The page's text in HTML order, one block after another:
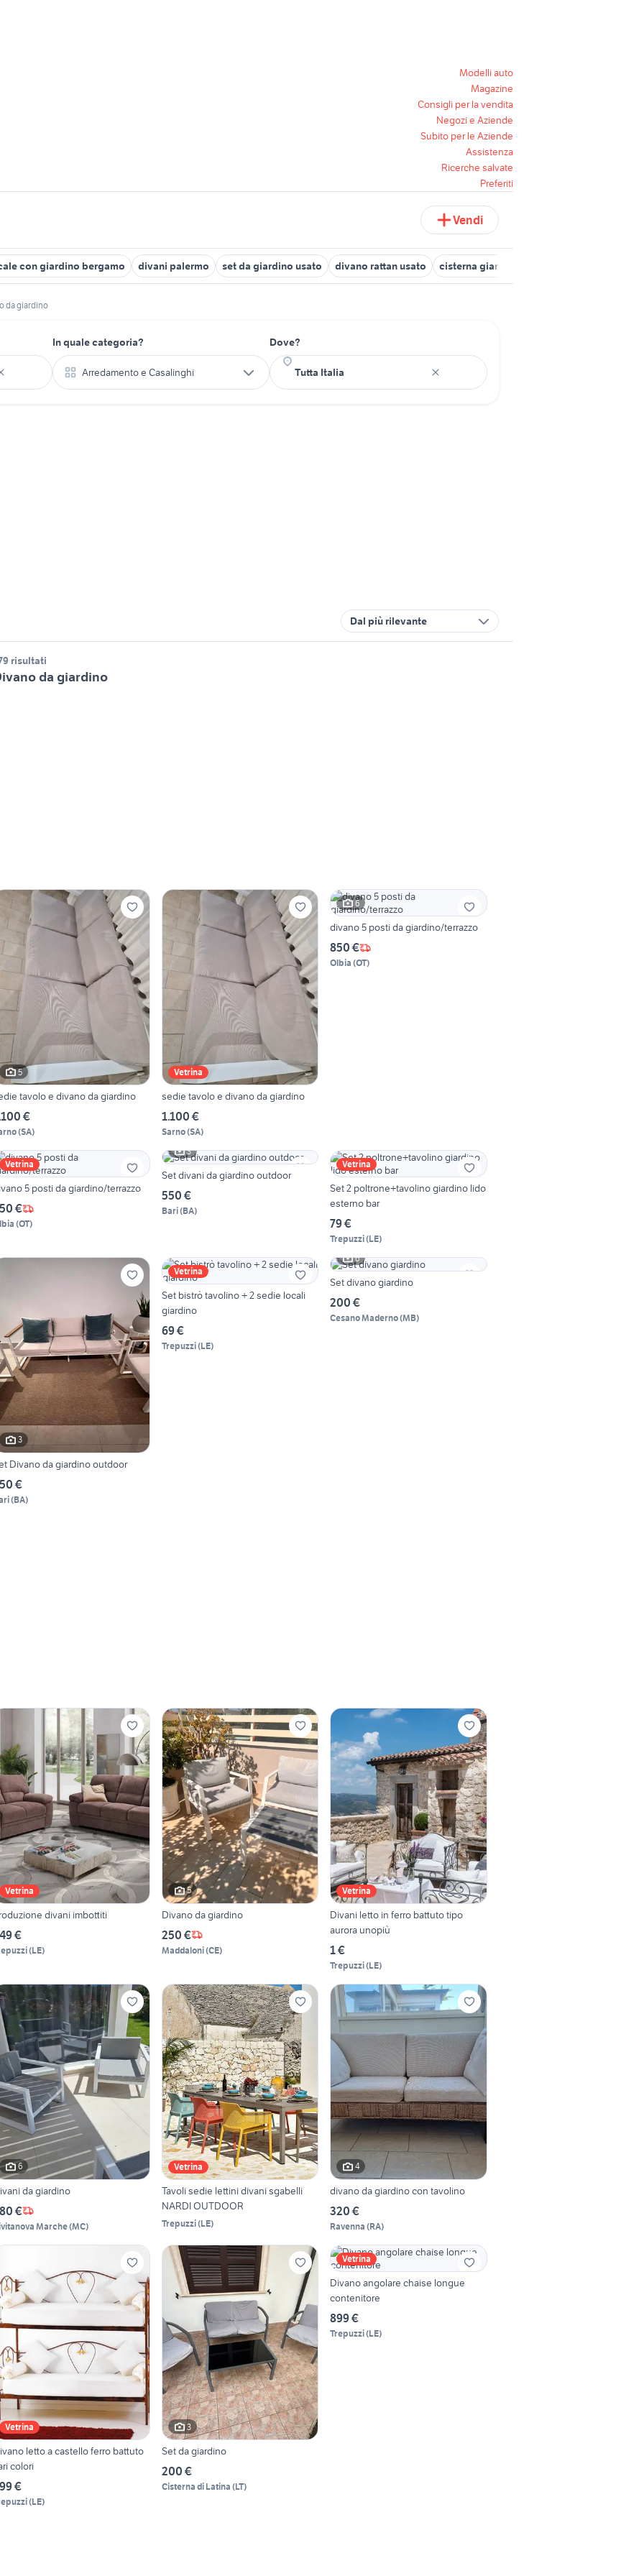
Modelli auto
Magazine
Consigli per la vendita
Negozi e Aziende
Subito per le Aziende
Assistenza
Ricerche salvate
Preferiti
Vendi
con giardino bergamo divani palermo set da giardino usato divano rattan usato cisterna giardino Lazio
da giardino
In quale categoria?
Arredamento e Casalinghi
Dove?
Dal più rilevante
risultati
da giardino
5
tavolo e divano da giardino
€
(SA)
Vetrina
sedie tavolo e divano da giardino
1.100 €
Sarno(SA)
6
divano 5 posti da giardino/terrazzo
850 €
Olbia (OT)
Vetrina
5 posti da giardino/terrazzo
€
(OT)
3
Set divani da giardino outdoor
550 €
Bari(BA)
Vetrina
Set 2 poltrone+tavolino giardino lido
esterno bar
79 €
Trepuzzi(LE)
3
Divano da giardino outdoor
€
(BA)
Vetrina
Set bistrò tavolino + 2 sedie locali
giardino
69 €
Trepuzzi(LE)
6
Set divano giardino
200 €
Cesano Maderno(MB)
Vetrina
divani imbottiti
€
(LE)
5
Divano da giardino
250 €
Maddaloni(CE)
Vetrina
Divani letto in ferro battuto tipo
aurora unopiù
1 €
Trepuzzi(LE)
6
da giardino
€
Marche(MC)
Vetrina
Tavoli sedie lettini divani sgabelli
NARDI OUTDOOR
Trepuzzi(LE)
4
divano da giardino con tavolino
320 €
Ravenna (RA)
Vetrina
letto a castello ferro battuto
colori
€
(LE)
3
Set da giardino
200 €
Cisterna di Latina (LT)
Vetrina
Divano angolare chaise longue
contenitore
899 €
Trepuzzi(LE)